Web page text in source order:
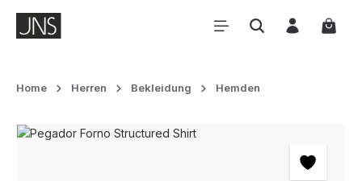
Zum Hauptinhalt springen
Home Herren Bekleidung Hemden
Bildergalerie überspringen